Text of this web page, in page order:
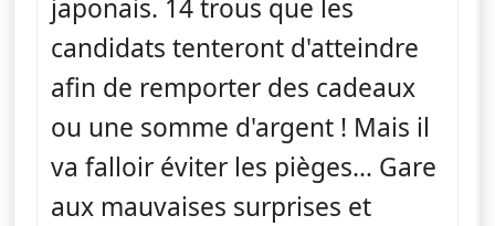
japonais. 14 trous que les
candidats tenteront d'atteindre
afin de remporter des cadeaux
ou une somme d'argent ! Mais il
va falloir éviter les pièges… Gare
aux mauvaises surprises et